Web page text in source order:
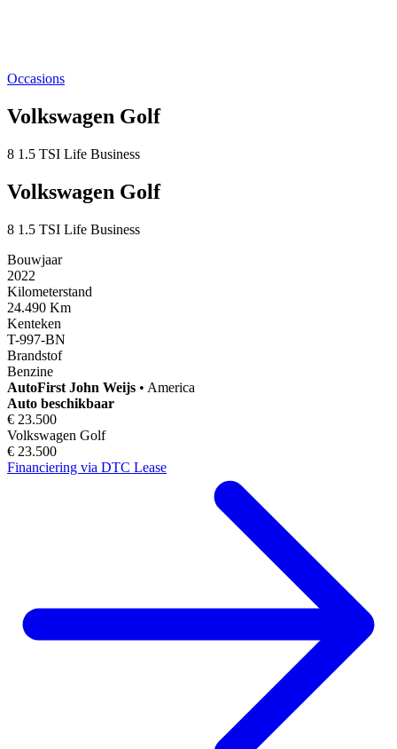
Occasions
Volkswagen Golf
8 1.5 TSI Life Business
Volkswagen Golf
8 1.5 TSI Life Business
Bouwjaar
2022
Kilometerstand
24.490 Km
Kenteken
T-997-BN
Brandstof
Benzine
AutoFirst John Weijs • America
Auto beschikbaar
€ 23.500
Volkswagen Golf
€ 23.500
Financiering via DTC Lease